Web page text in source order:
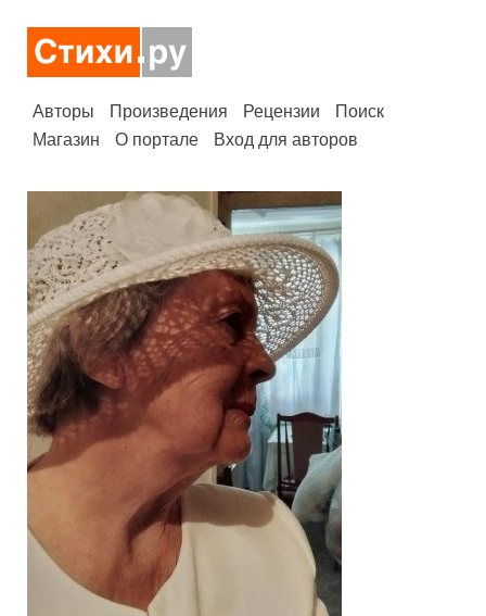
Авторы Произведения Рецензии
Поиск
Магазин
О портале Вход для авторов